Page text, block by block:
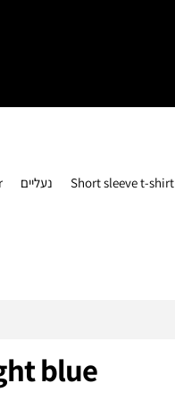
נעליים Short sleeve t-shirt
blue